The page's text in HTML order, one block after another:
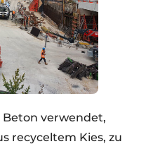
verwendet,
recyceltem Kies, zu